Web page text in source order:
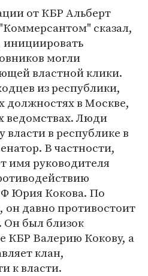
от КБР Альберт
сказал,
могли
властной клики.
из республики,
должностях в Москве,
ведомствах. Люди
власти в республике в
В частности,
имя руководителя
Юрия Кокова. По
давно противостоит
Он был близок
КБР Валерию Кокову, а
клан,
к власти.